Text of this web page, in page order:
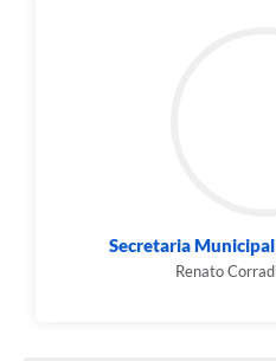
Secretaria
Renato